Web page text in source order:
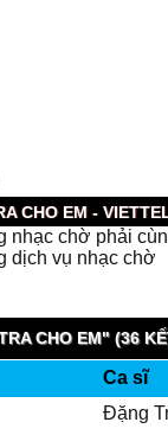
CHO EM -
nhạc chờ phải
dịch vụ nhạc chờ
CHO EM" (36
Ca sĩ
Đặng